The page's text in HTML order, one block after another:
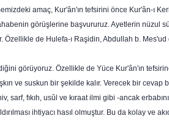
amaç, Kur'ân'ın tefsirini önce Kur'ân-ı
görüşlerine başvururuz. Ayetlerin nüzul
Özellikle de Hulefa-ı Raşidin, Abdullah b.
görüyoruz. Özellikle de Yüce Kur'ân'ın
ve suskun bir şekilde kalır. Verecek bir
fıkıh, usûl ve kıraat ilmi gibi -ancak
ihtiyacı hasıl olmuştur. Bu da kolay ve